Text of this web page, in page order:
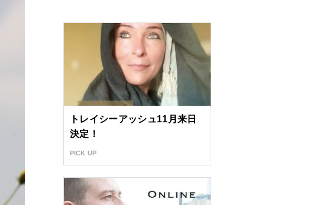
トレイシーアッシュ11月来日
決定！
PICK UP